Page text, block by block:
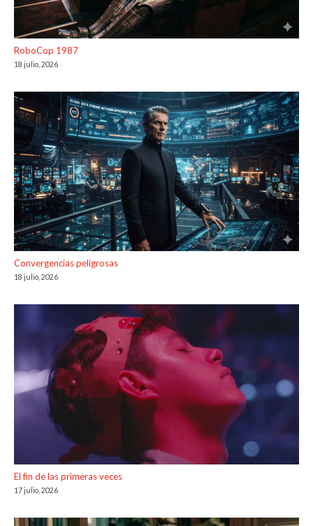
RoboCop 1987
18 julio, 2026
Convergencias peligrosas
18 julio, 2026
El fin de las primeras veces
17 julio, 2026